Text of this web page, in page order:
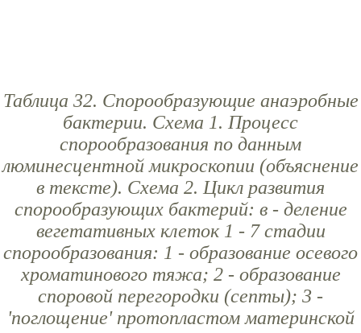
Таблица 32. Спорообразующие анаэробные
бактерии. Схема 1. Процесс
спорообразования по данным
люминесцентной микроскопии (объяснение
в тексте). Схема 2. Цикл развития
спорообразующих бактерий: в - деление
вегетативных клеток 1 - 7 стадии
спорообразования: 1 - образование осевого
хроматинового тяжа; 2 - образование
споровой перегородки (септы); 3 -
'поглощение' протопластом материнской